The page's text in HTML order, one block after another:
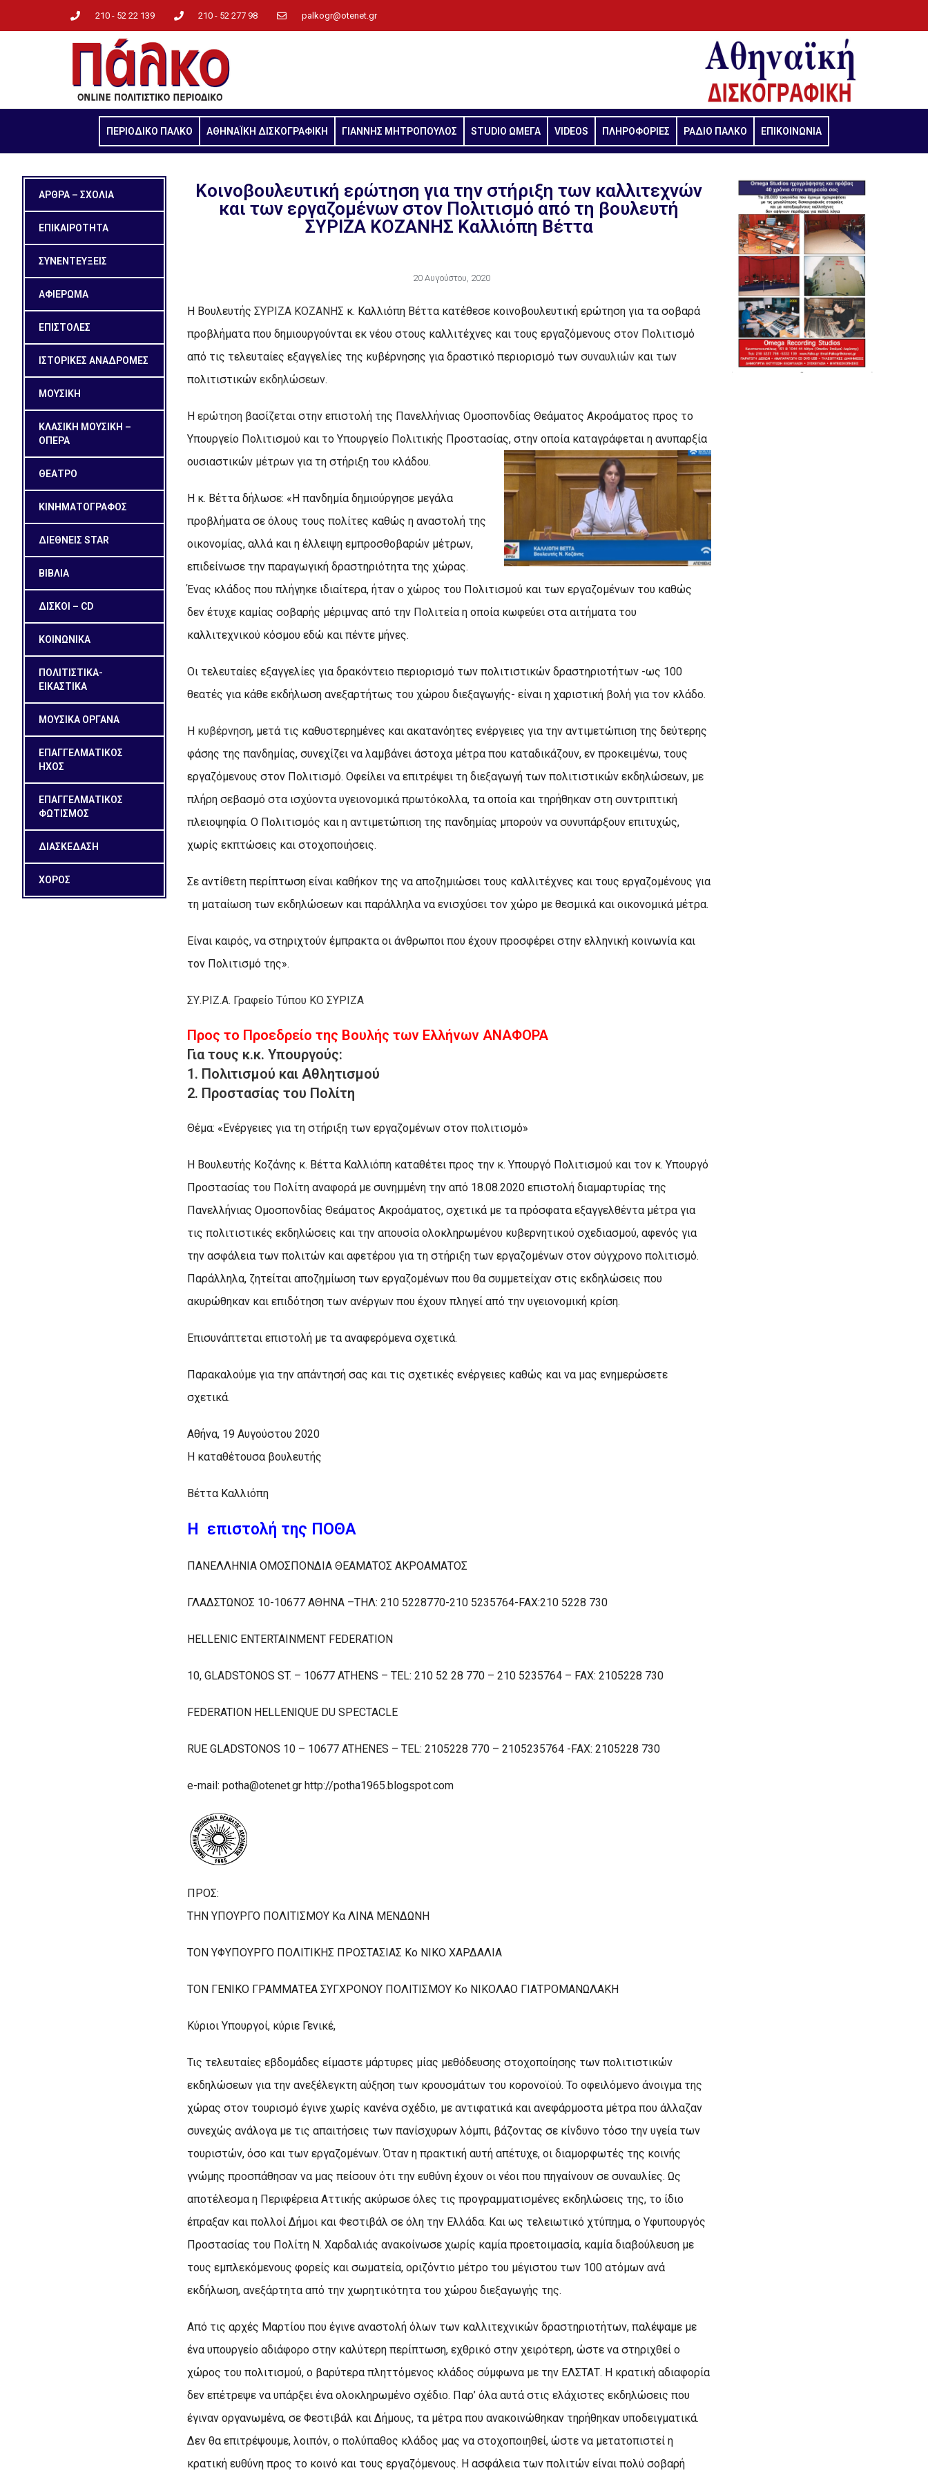
210 - 52 22 139 210 - 52 277 98 palkogr@otenet.gr
ΠΕΡΙΟΔΙΚΟ ΠΑΛΚΟ ΑΘΗΝΑΪΚΗ ΔΙΣΚΟΓΡΑΦΙΚΗ ΓΙΑΝΝΗΣ ΜΗΤΡΟΠΟΥΛΟΣ STUDIO ΩΜΕΓΑ VIDEOS ΠΛΗΡΟΦΟΡΙΕΣ ΡΑΔΙΟ ΠΑΛΚΟ ΕΠΙΚΟΙΝΩΝΙΑ
ΑΡΘΡΑ – ΣΧΟΛΙΑ
ΕΠΙΚΑΙΡΟΤΗΤΑ
ΣΥΝΕΝΤΕΥΞΕΙΣ
ΑΦΙΕΡΩΜΑ
ΕΠΙΣΤΟΛΕΣ
ΙΣΤΟΡΙΚΕΣ ΑΝΑΔΡΟΜΕΣ
ΜΟΥΣΙΚΗ
ΚΛΑΣΙΚΗ ΜΟΥΣΙΚΗ –
ΟΠΕΡΑ
ΘΕΑΤΡΟ
ΚΙΝΗΜΑΤΟΓΡΑΦΟΣ
ΔΙΕΘΝΕΙΣ STAR
ΒΙΒΛΙΑ
ΔΙΣΚΟΙ – CD
ΚΟΙΝΩΝΙΚΑ
ΠΟΛΙΤΙΣΤΙΚΑ-
ΕΙΚΑΣΤΙΚΑ
ΜΟΥΣΙΚΑ ΟΡΓΑΝΑ
ΕΠΑΓΓΕΛΜΑΤΙΚΟΣ
ΗΧΟΣ
ΕΠΑΓΓΕΛΜΑΤΙΚΟΣ
ΦΩΤΙΣΜΟΣ
ΔΙΑΣΚΕΔΑΣΗ
ΧΟΡΟΣ
Κοινοβουλευτική ερώτηση για την στήριξη των καλλιτεχνών
και των εργαζομένων στον Πολιτισμό από τη βουλευτή
ΣΥΡΙΖΑ ΚΟΖΑΝΗΣ Καλλιόπη Βέττα
20 Αυγούστου, 2020
Η ΒουλευτήςΣΥΡΙΖΑ ΚΟΖΑΝΗΣ κ. Καλλιόπη Βέττα κατέθεσε κοινοβουλευτική ερώτηση για τα σοβαρά
προβλήματα που δημιουργούνται εκ νέου στους καλλιτέχνες και τους εργαζόμενους στον Πολιτισμό
από τις τελευταίες εξαγγελίες της κυβέρνησης για δραστικό περιορισμό τωνσυναυλιών και των
πολιτιστικώνεκδηλώσεων.
Ηερώτηση βασίζεται στην επιστολή της Πανελλήνιας Ομοσπονδίας Θεάματος Ακροάματος προς το
Υπουργείο Πολιτισμού και το Υπουργείο Πολιτικής Προστασίας, στην οποία καταγράφεται η ανυπαρξία
ουσιαστικών μέτρων για τη στήριξη του κλάδου.
Η κ. Βέττα δήλωσε: «Η πανδημία δημιούργησε μεγάλα
προβλήματα σε όλους τους πολίτες καθώς η αναστολή της
οικονομίας, αλλά και η έλλειψη εμπροσθοβαρών μέτρων,
επιδείνωσε την παραγωγική δραστηριότητα της χώρας.
Ένας κλάδος που πλήγηκε ιδιαίτερα, ήταν ο χώρος του Πολιτισμού και των εργαζομένων του καθώς
δεν έτυχε καμίας σοβαρής μέριμνας από την Πολιτεία η οποία κωφεύει στα αιτήματα του
καλλιτεχνικού κόσμου εδώ και πέντε μήνες.
Οι τελευταίες εξαγγελίες για δρακόντειο περιορισμό των πολιτιστικών δραστηριοτήτων -ως 100
θεατές για κάθε εκδήλωση ανεξαρτήτως του χώρου διεξαγωγής- είναι η χαριστική βολή για τον κλάδο.
Η κυβέρνηση, μετά τις καθυστερημένες και ακατανόητες ενέργειες για την αντιμετώπιση της δεύτερης
φάσης της πανδημίας, συνεχίζει να λαμβάνει άστοχα μέτρα που καταδικάζουν, εν προκειμένω, τους
εργαζόμενους στον Πολιτισμό. Οφείλει να επιτρέψει τη διεξαγωγή των πολιτιστικών εκδηλώσεων, με
πλήρη σεβασμό στα ισχύοντα υγειονομικά πρωτόκολλα, τα οποία και τηρήθηκαν στη συντριπτική
πλειοψηφία. Ο Πολιτισμός και η αντιμετώπιση της πανδημίας μπορούν να συνυπάρξουν επιτυχώς,
χωρίς εκπτώσεις και στοχοποιήσεις.
Σε αντίθετη περίπτωση είναι καθήκον της να αποζημιώσει τους καλλιτέχνες και τους εργαζομένους για
τη ματαίωση των εκδηλώσεων και παράλληλα να ενισχύσει τον χώρο με θεσμικά και οικονομικά μέτρα.
Είναι καιρός, να στηριχτούν έμπρακτα οι άνθρωποι που έχουν προσφέρει στην ελληνική κοινωνία και
τον Πολιτισμό της».
ΣΥ.ΡΙΖ.Α. Γραφείο Τύπου ΚΟ ΣΥΡΙΖΑ
Προς το Προεδρείο της Βουλής των Ελλήνων ΑΝΑΦΟΡΑ
Για τους κ.κ. Υπουργούς:
1. Πολιτισμού και Αθλητισμού
2. Προστασίας του Πολίτη
Θέμα: «Ενέργειες για τη στήριξη των εργαζομένων στον πολιτισμό»
Η Βουλευτής Κοζάνης κ. Βέττα Καλλιόπη καταθέτει προς την κ. Υπουργό Πολιτισμού και τον κ. Υπουργό
Προστασίας του Πολίτη αναφορά με συνημμένη την από 18.08.2020 επιστολή διαμαρτυρίας της
Πανελλήνιας Ομοσπονδίας Θεάματος Ακροάματος, σχετικά με τα πρόσφατα εξαγγελθέντα μέτρα για
τις πολιτιστικές εκδηλώσεις και την απουσία ολοκληρωμένου κυβερνητικού σχεδιασμού, αφενός για
την ασφάλεια των πολιτών και αφετέρου για τη στήριξη των εργαζομένων στον σύγχρονο πολιτισμό.
Παράλληλα, ζητείται αποζημίωση των εργαζομένων που θα συμμετείχαν στις εκδηλώσεις που
ακυρώθηκαν και επιδότηση των ανέργων που έχουν πληγεί από την υγειονομική κρίση.
Επισυνάπτεται επιστολή με τα αναφερόμενα σχετικά.
Παρακαλούμε για την απάντησή σας και τις σχετικές ενέργειες καθώς και να μας ενημερώσετε
σχετικά.
Αθήνα, 19 Αυγούστου 2020
Η καταθέτουσα βουλευτής
Βέττα Καλλιόπη
H επιστολή της ΠΟΘΑ
ΠΑΝΕΛΛΗΝΙΑ ΟΜΟΣΠΟΝΔΙΑ ΘΕΑΜΑΤΟΣ ΑΚΡΟΑΜΑΤΟΣ
ΓΛΑΔΣΤΩΝΟΣ 10-10677 ΑΘΗΝΑ –ΤΗΛ: 210 5228770-210 5235764-FAX:210 5228 730
HELLENIC ENTERTAINMENT FEDERATION
10, GLADSTONOS ST. – 10677 ATHENS – TEL: 210 52 28 770 – 210 5235764 – FAX: 2105228 730
FEDERATION HELLENIQUE DU SPECTACLE
RUE GLADSTONOS 10 – 10677 ATHENES – TEL: 2105228 770 – 2105235764 -FAX: 2105228 730
e-mail: potha@otenet.gr http://potha1965.blogspot.com
ΠΡΟΣ:
ΤΗΝ ΥΠΟΥΡΓΟ ΠΟΛΙΤΙΣΜΟΥ Κα ΛΙΝΑ ΜΕΝΔΩΝΗ
ΤΟΝ ΥΦΥΠΟΥΡΓΟ ΠΟΛΙΤΙΚΗΣ ΠΡΟΣΤΑΣΙΑΣ Κο ΝΙΚΟ ΧΑΡΔΑΛΙΑ
ΤΟΝ ΓΕΝΙΚΟ ΓΡΑΜΜΑΤΕΑ ΣΥΓΧΡΟΝΟΥ ΠΟΛΙΤΙΣΜΟΥ Κο ΝΙΚΟΛΑΟ ΓΙΑΤΡΟΜΑΝΩΛΑΚΗ
Κύριοι Υπουργοί, κύριε Γενικέ,
Τις τελευταίες εβδομάδες είμαστε μάρτυρες μίας μεθόδευσης στοχοποίησης των πολιτιστικών
εκδηλώσεων για την ανεξέλεγκτη αύξηση των κρουσμάτων του κορονοϊού. Το οφειλόμενο άνοιγμα της
χώρας στον τουρισμό έγινε χωρίς κανένα σχέδιο, με αντιφατικά και ανεφάρμοστα μέτρα που άλλαζαν
συνεχώς ανάλογα με τις απαιτήσεις των πανίσχυρων λόμπι, βάζοντας σε κίνδυνο τόσο την υγεία των
τουριστών, όσο και των εργαζομένων. Όταν η πρακτική αυτή απέτυχε, οι διαμορφωτές της κοινής
γνώμης προσπάθησαν να μας πείσουν ότι την ευθύνη έχουν οι νέοι που πηγαίνουν σε συναυλίες. Ως
αποτέλεσμα η Περιφέρεια Αττικής ακύρωσε όλες τις προγραμματισμένες εκδηλώσεις της, το ίδιο
έπραξαν και πολλοί Δήμοι και Φεστιβάλ σε όλη την Ελλάδα. Και ως τελειωτικό χτύπημα, ο Υφυπουργός
Προστασίας του Πολίτη Ν. Χαρδαλιάς ανακοίνωσε χωρίς καμία προετοιμασία, καμία διαβούλευση με
τους εμπλεκόμενους φορείς και σωματεία, οριζόντιο μέτρο του μέγιστου των 100 ατόμων ανά
εκδήλωση, ανεξάρτητα από την χωρητικότητα του χώρου διεξαγωγής της.
Από τις αρχές Μαρτίου που έγινε αναστολή όλων των καλλιτεχνικών δραστηριοτήτων, παλέψαμε με
ένα υπουργείο αδιάφορο στην καλύτερη περίπτωση, εχθρικό στην χειρότερη, ώστε να στηριχθεί ο
χώρος του πολιτισμού, ο βαρύτερα πληττόμενος κλάδος σύμφωνα με την ΕΛΣΤΑΤ. Η κρατική αδιαφορία
δεν επέτρεψε να υπάρξει ένα ολοκληρωμένο σχέδιο. Παρ’ όλα αυτά στις ελάχιστες εκδηλώσεις που
έγιναν οργανωμένα, σε Φεστιβάλ και Δήμους, τα μέτρα που ανακοινώθηκαν τηρήθηκαν υποδειγματικά.
Δεν θα επιτρέψουμε, λοιπόν, ο πολύπαθος κλάδος μας να στοχοποιηθεί, ώστε να μετατοπιστεί η
κρατική ευθύνη προς το κοινό και τους εργαζόμενους. Η ασφάλεια των πολιτών είναι πολύ σοβαρή